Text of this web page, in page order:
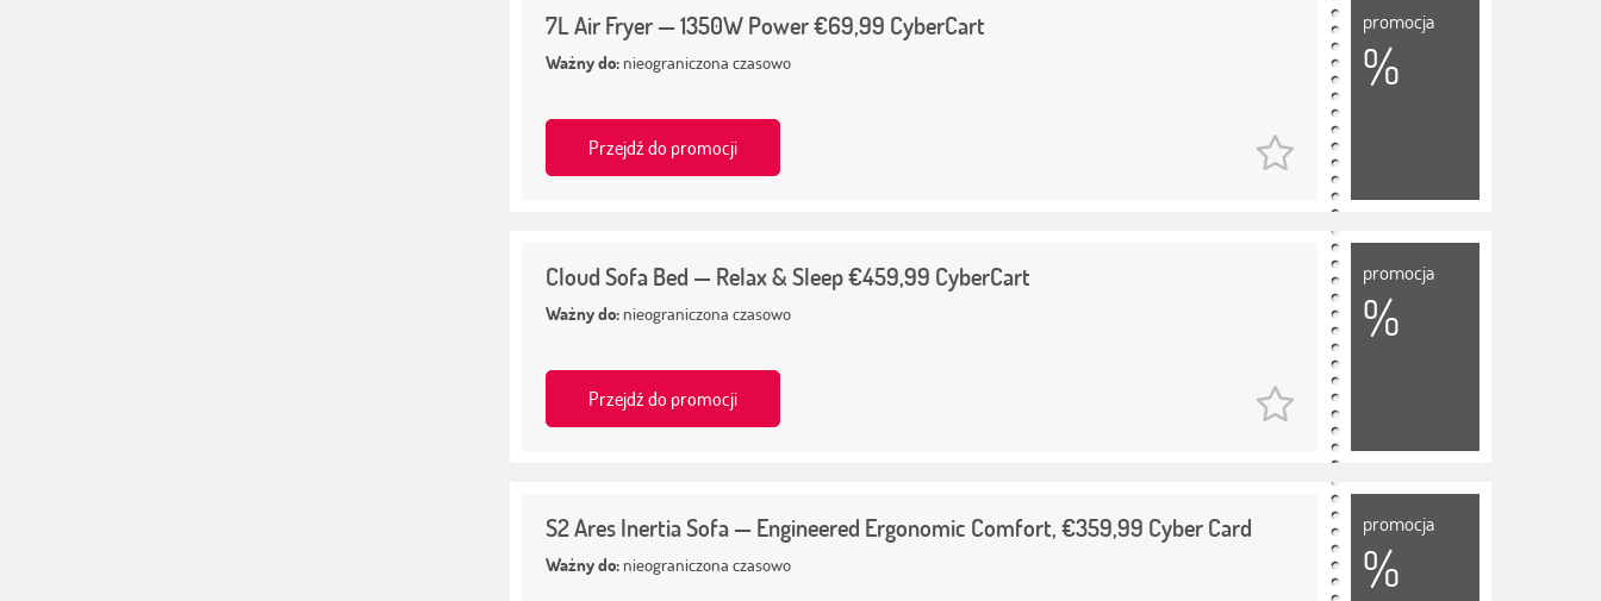
7L Air Fryer — 1350W Power €69,99 CyberCart
Ważny do: nieograniczona czasowo
Przejdź do promocji
promocja
%
Cloud Sofa Bed — Relax & Sleep €459,99 CyberCart
Ważny do: nieograniczona czasowo
Przejdź do promocji
promocja
%
S2 Ares Inertia Sofa — Engineered Ergonomic Comfort, €359,99 Cyber Card
Ważny do: nieograniczona czasowo
promocja
%